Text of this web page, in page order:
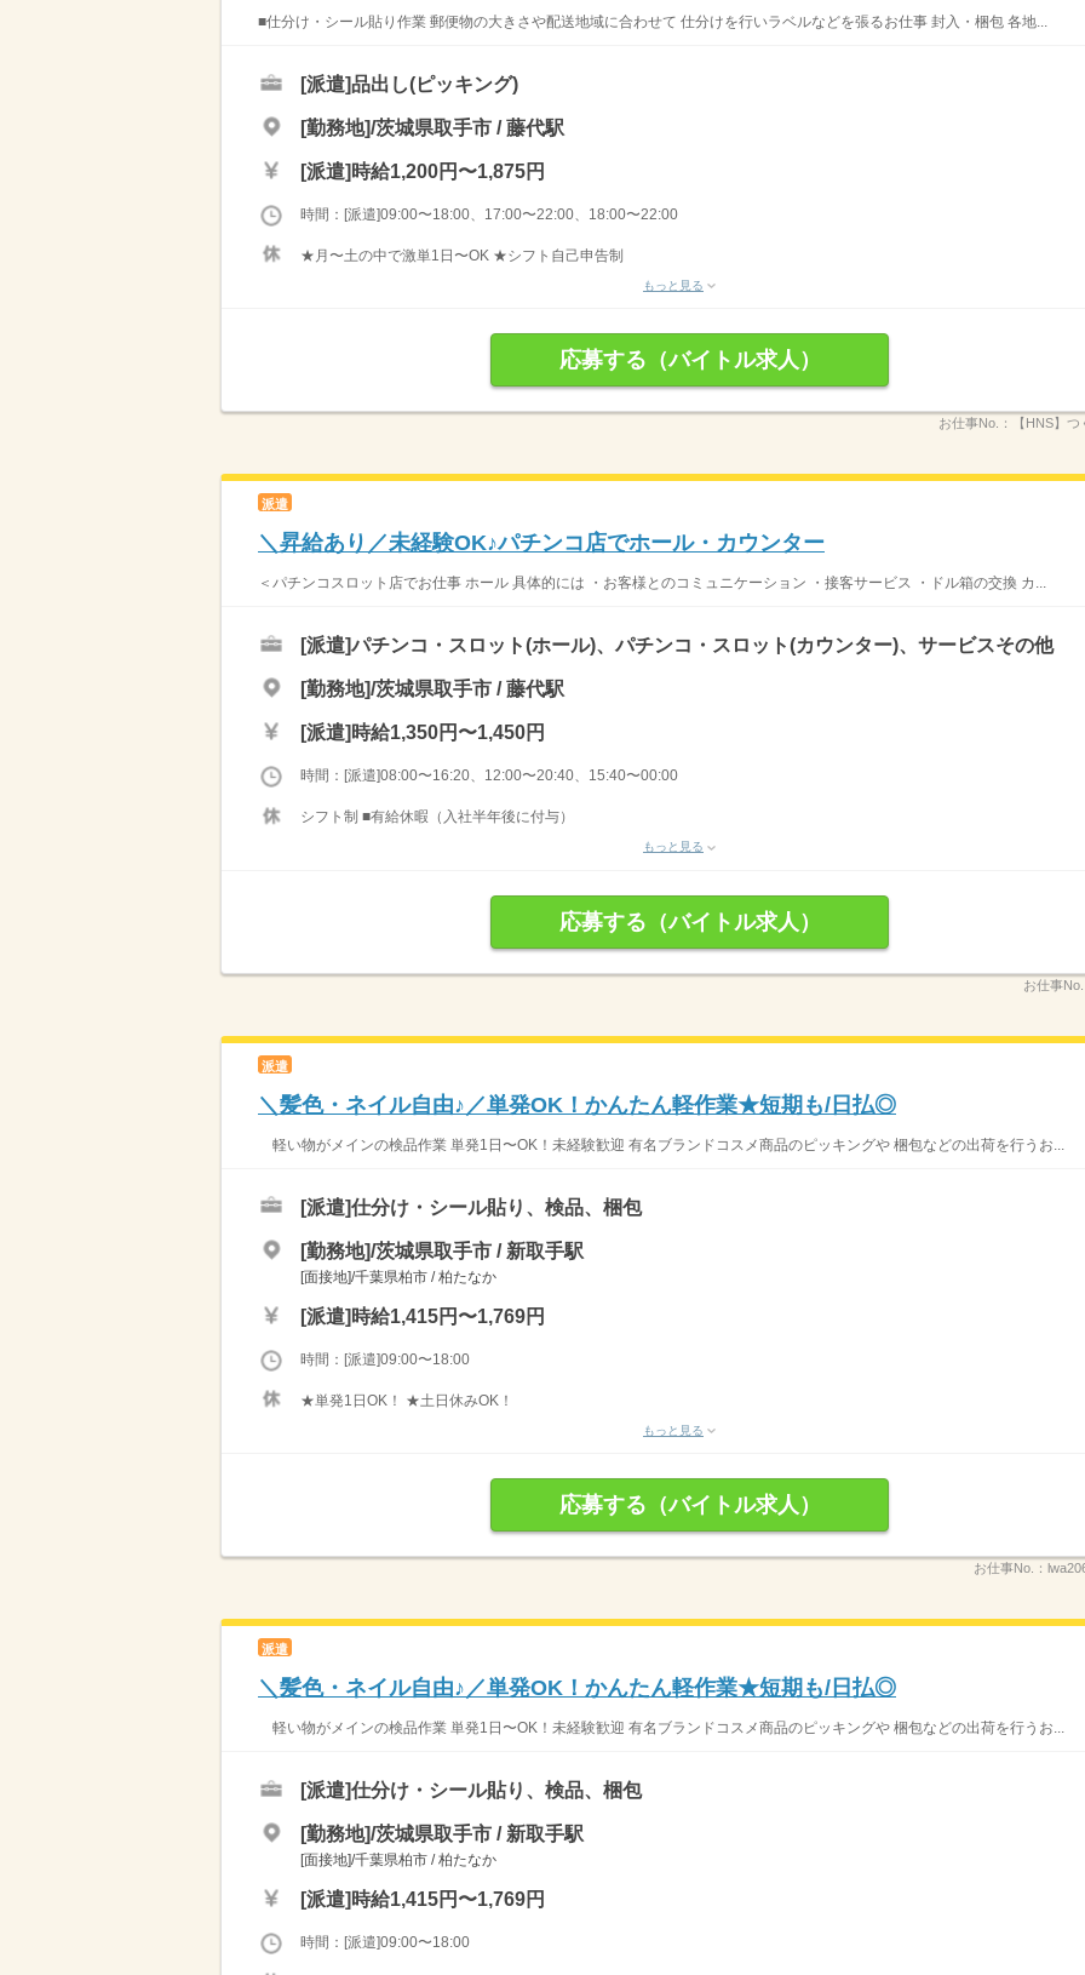
■仕分け・シール貼り作業 郵便物の大きさや配送地域に合わせて 仕分けを行いラベルなどを張るお仕事 封入・梱包 各地...
[派遣]品出し(ピッキング)
[勤務地]/茨城県取手市 / 藤代駅
[派遣] 時給1,200円〜1,875円
時間：[派遣]09:00〜18:00、17:00〜22:00、18:00〜22:00
★月〜土の中で激単1日〜OK ★シフト自己申告制
もっと見る
応募する（バイトル求人）
お仕事No.： 【HNS】
派遣
＼昇給あり／未経験OK♪パチンコ店でホール・カウンター
＜パチンコスロット店でお仕事 ホール 具体的には ・お客様とのコミュニケーション ・接客サービス ・ドル箱の交換 カ...
[派遣]パチンコ・スロット(ホール)、パチンコ・スロット(カウンター)、サービスその他
[勤務地]/茨城県取手市 / 藤代駅
[派遣]時給1,350円〜1,450円
時間：[派遣]08:00〜16:20、12:00〜20:40、15:40〜00:00
シフト制 ■有給休暇（入社半年後に付与）
もっと見る
応募する（バイトル求人）
お仕事No.
派遣
＼髪色・ネイル自由♪／単発OK！かんたん軽作業★短期も/日払◎
軽い物がメインの検品作業 単発1日〜OK！未経験歓迎 有名ブランドコスメ商品のピッキングや 梱包などの出荷を行うお...
[派遣]仕分け・シール貼り、検品、梱包
[勤務地]/茨城県取手市 / 新取手駅
[面接地]/千葉県柏市 / 柏たなか
[派遣] 時給1,415円〜1,769円
時間：[派遣]09:00〜18:00
★単発1日OK！ ★土日休みOK！
もっと見る
応募する（バイトル求人）
お仕事No.：
派遣
＼髪色・ネイル自由♪／単発OK！かんたん軽作業★短期も/日払◎
軽い物がメインの検品作業 単発1日〜OK！未経験歓迎 有名ブランドコスメ商品のピッキングや 梱包などの出荷を行うお...
[派遣]仕分け・シール貼り、検品、梱包
[勤務地]/茨城県取手市 / 新取手駅
[面接地]/千葉県柏市 / 柏たなか
[派遣] 時給1,415円〜1,769円
時間：[派遣]09:00〜18:00